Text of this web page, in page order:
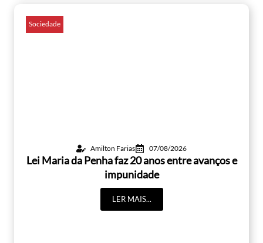
Sociedade
Amilton Farias 07/08/2026
Lei Maria da Penha faz 20 anos entre avanços e
impunidade
LER MAIS...